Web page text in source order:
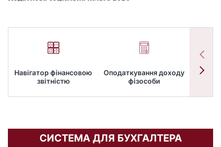
Навігатор фінансовою
звітністю
Оподаткування доходу
фізособи
СИСТЕМА ДЛЯ БУХГАЛТЕРА